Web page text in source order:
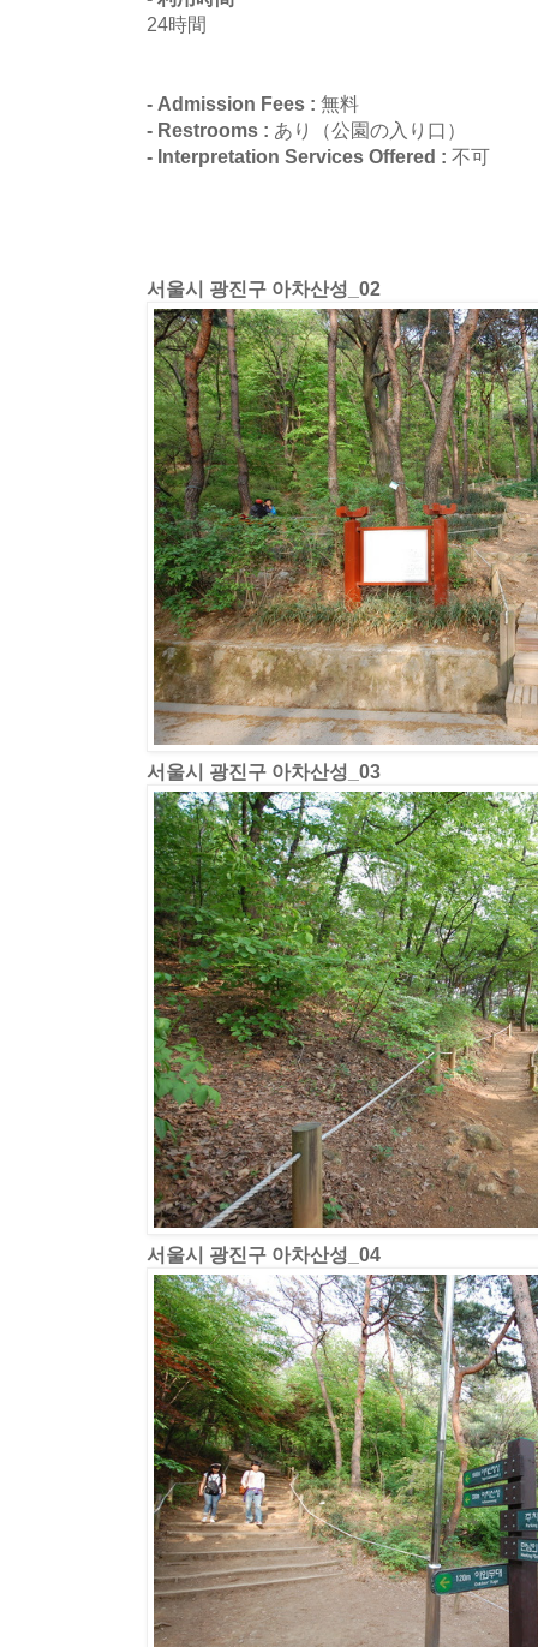
24時間
- Admission Fees : 無料
- Restrooms : あり（公園の入り口）
- Interpretation Services Offered : 不可
서울시 광진구 아차산성_02
서울시 광진구 아차산성_03
서울시 광진구 아차산성_04